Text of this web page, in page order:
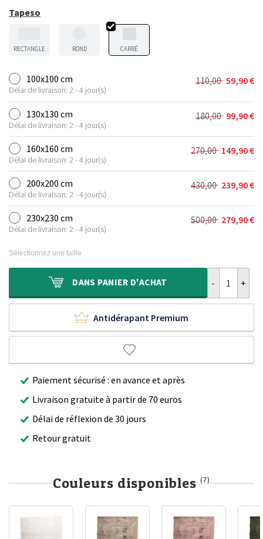
Tapeso
RECTANGLE ROND CARRÉ
100x100 cm
Délai de livraison: 2 - 4 jour(s)
110,00
Le
prix
initial
était :
110,00 €.
59,90€
Le
prix
actuel
est :
59,90 €.
130x130 cm
Délai de livraison: 2 - 4 jour(s)
180,00
Le
prix
initial
était :
180,00 €.
99,90€
Le
prix
actuel
est :
99,90 €.
160x160 cm
Délai de livraison: 2 - 4 jour(s)
270,00
Le
prix
initial
était :
270,00 €.
149,90€
Le
prix
actuel
est :
149,90 €.
200x200 cm
Délai de livraison: 2 - 4 jour(s)
430,00
Le
prix
initial
était :
239,90€
Le
prix
actuel
est :
230x230 cm
Délai de livraison: 2 - 4 jour(s)
500,00
Le
500,00 €.
279,90€
Le
279,90 €.
Sélectionnez une taille
DANS PANIER D'ACHAT
Antidérapant Premium
Paiement sécurisé : en avance et après
Livraison gratuite à partir de 70 euros
Délai de réflexion de 30 jours
Retour gratuit
Couleurs disponibles (7)